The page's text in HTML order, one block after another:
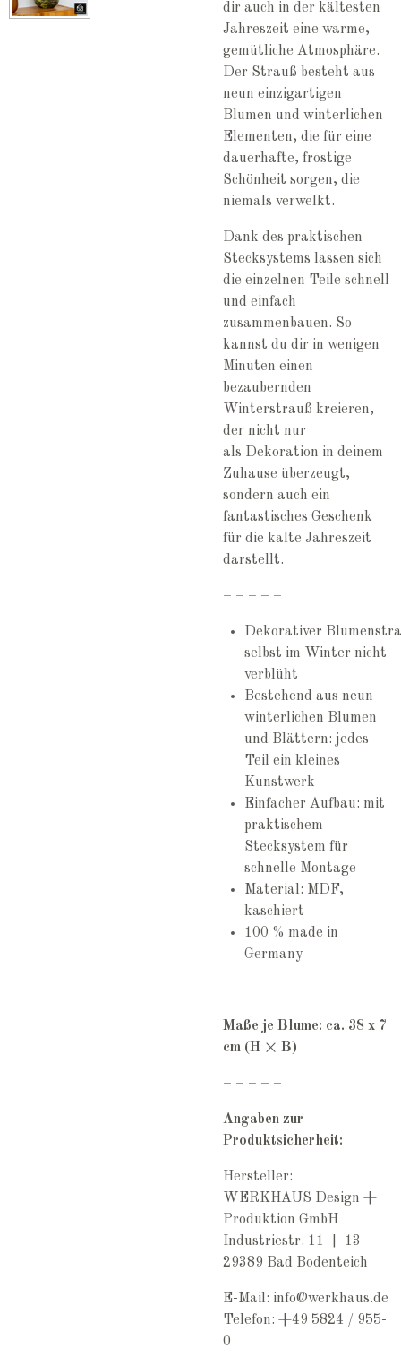
dir auch in der kältesten
Jahreszeit eine warme,
gemütliche Atmosphäre.
Der Strauß besteht aus
neun einzigartigen
Blumen und winterlichen
Elementen, die für eine
dauerhafte, frostige
Schönheit sorgen, die
niemals verwelkt.
Dank des praktischen
Stecksystems lassen sich
die einzelnen Teile schnell
und einfach
zusammenbauen. So
kannst du dir in wenigen
Minuten einen
bezaubernden
Winterstrauß kreieren,
der nicht nur
als Dekoration in deinem
Zuhause überzeugt,
sondern auch ein
fantastisches Geschenk
für die kalte Jahreszeit
darstellt.
– – – – –
Dekorativer
selbst im Winter nicht
verblüht
Bestehend aus neun
winterlichen Blumen
und Blättern: jedes
Teil ein kleines
Kunstwerk
Einfacher Aufbau: mit
praktischem
Stecksystem für
schnelle Montage
Material: MDF,
kaschiert
100 % made in
Germany
– – – – –
Maße je Blume: ca. 38 x 7
cm (H × B)
– – – – –
Angaben zur
Produktsicherheit:
Hersteller:
WERKHAUS Design +
Produktion GmbH
Industriestr. 11 + 13
29389 Bad Bodenteich
E-Mail: info@werkhaus.de
Telefon: +49 5824 / 955-
0